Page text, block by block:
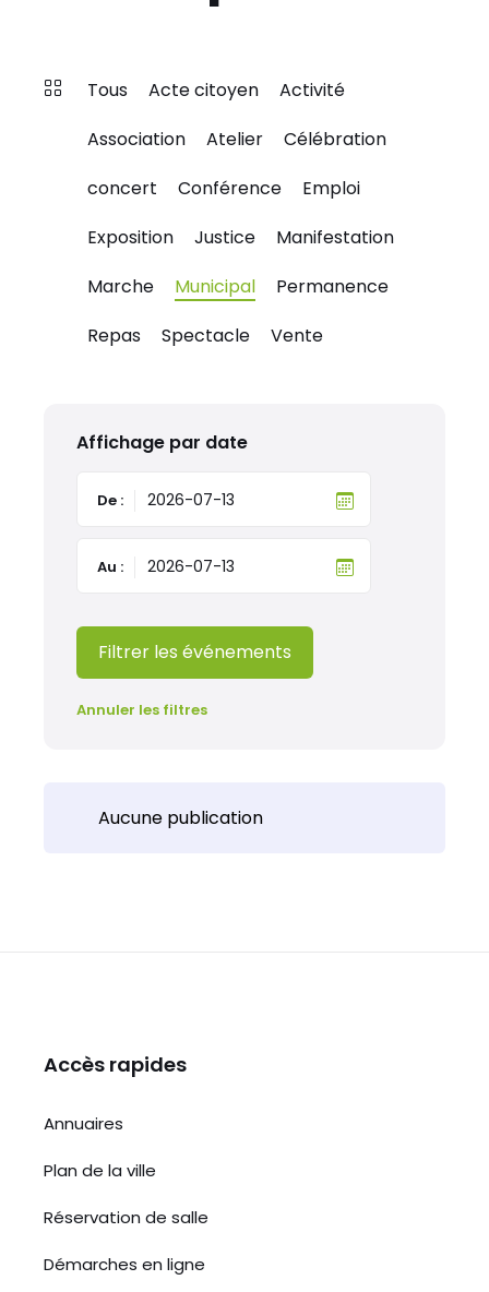
Tous Acte citoyen
Activité
Association
Atelier
Célébration
concert
Conférence
Emploi
Exposition
Justice
Manifestation
Marche
Municipal
Permanence
Repas
Spectacle Vente
Affichage par date
De :
Au :
Filtrer les événements
Annuler les filtres
Aucune publication
Accès rapides
Annuaires
Plan de la ville
Réservation de salle
Démarches en ligne